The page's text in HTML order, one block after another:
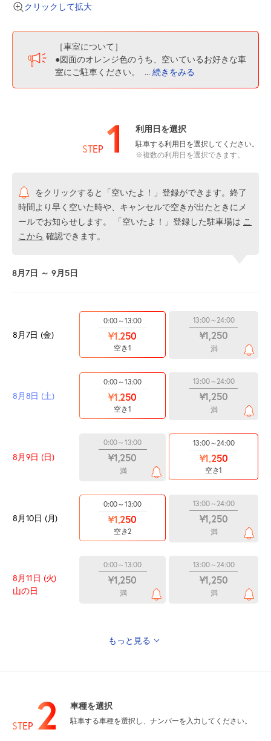
クリックして拡大
［車室について］
●図面のオレンジ色のうち、空いているお好きな車
室にご駐車ください。
... 続きをみる
STEP 1 利用日を選択
駐車する利用日を選択してください。
※複数の利用日を選択できます。
をクリックすると「空いたよ！」登録ができます。終了
時間より早く空いた時や、キャンセルで空きが出たときにメ
ールでお知らせします。 「空いたよ！」登録した駐車場は こ
こから 確認できます。
8月7日 ～ 9月5日
8月7日 (金)
0:00～13:00
¥1,250
空き1
13:00～24:00
¥1,250
満
8月8日 (土)
0:00～13:00
¥1,250
空き1
13:00～24:00
¥1,250
満
8月9日 (日)
0:00～13:00
¥1,250
満
13:00～24:00
¥1,250
空き1
8月10日 (月)
0:00～13:00
¥1,250
空き2
13:00～24:00
¥1,250
満
8月11日 (火)
山の日
0:00～13:00
¥1,250
満
13:00～24:00
¥1,250
満
8月13日 (木)
0:00～13:00
¥1,250 ¥1,250
もっと見る
STEP 2 車種を選択
駐車する車種を選択し、ナンバーを入力してください。